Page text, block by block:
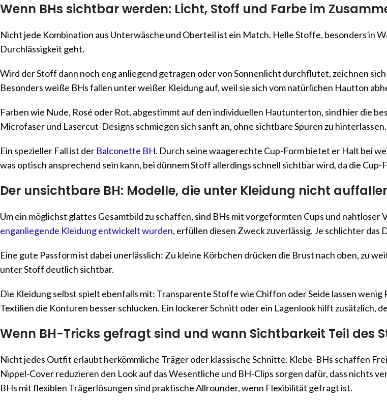
Wenn BHs sichtbar werden: Licht, Stoff und Farbe im
Nicht jede Kombination aus Unterwäsche und Oberteil ist ein Match. Helle Stoffe, besonders in
Durchlässigkeit geht.
Wird der Stoff dann noch eng anliegend getragen oder von Sonnenlicht durchflutet, zeichnen
Besonders weiße BHs fallen unter weißer Kleidung auf, weil sie sich vom natürlichen Hautton
Farben wie Nude, Rosé oder Rot, abgestimmt auf den individuellen Hautunterton, sind hier die
Microfaser und Lasercut-Designs schmiegen sich sanft an, ohne sichtbare Spuren zu hinterlassen.
Ein spezieller Fall ist der Balconette BH. Durch seine waagerechte Cup-Form bietet er Halt bei
was optisch ansprechend sein kann, bei dünnem Stoff allerdings schnell sichtbar wird, da die
Der unsichtbare BH: Modelle, die unter Kleidung nicht
Um ein möglichst glattes Gesamtbild zu schaffen, sind BHs mit vorgeformten Cups und nahtloser
enganliegende Kleidung entwickelt wurden, erfüllen diesen Zweck zuverlässig. Je schlichter
Eine gute Passform ist dabei unerlässlich: Zu kleine Körbchen drücken die Brust nach oben, zu
unter Stoff deutlich sichtbar.
Die Kleidung selbst spielt ebenfalls mit: Transparente Stoffe wie Chiffon oder Seide lassen
Textilien die Konturen besser schlucken. Ein lockerer Schnitt oder ein Lagenlook hilft zusätzlich,
Wenn BH-Tricks gefragt sind und wann Sichtbarkeit Teil des
Nicht jedes Outfit erlaubt herkömmliche Träger oder klassische Schnitte. Klebe-BHs schaffen
Nippel-Cover reduzieren den Look auf das Wesentliche und BH-Clips sorgen dafür, dass nichts
BHs mit flexiblen Trägerlösungen sind praktische Allrounder, wenn Flexibilität gefragt ist.